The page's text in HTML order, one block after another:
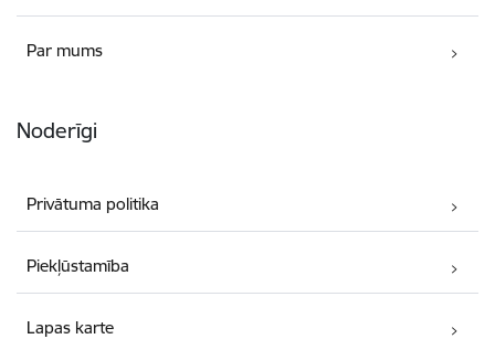
Par mums
Noderīgi
Privātuma politika
Piekļūstamība
Lapas karte